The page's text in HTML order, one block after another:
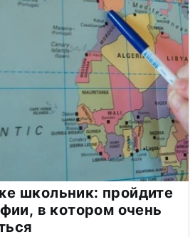
школьник: пройдите
в котором очень